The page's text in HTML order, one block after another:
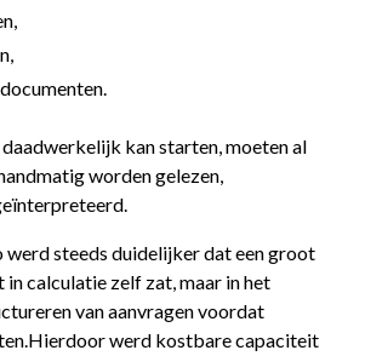
kan starten, moeten al
worden gelezen,
werd steeds duidelijker dat een groot
in calculatie zelf zat, maar in het
van aanvragen voordat
werd kostbare capaciteit